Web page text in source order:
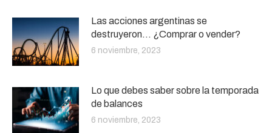
Las acciones argentinas se
destruyeron… ¿Comprar o vender?
6 noviembre, 2023
Lo que debes saber sobre la temporada
de balances
6 noviembre, 2023